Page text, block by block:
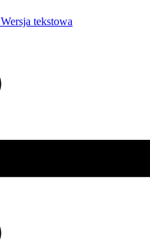
Wersja tekstowa